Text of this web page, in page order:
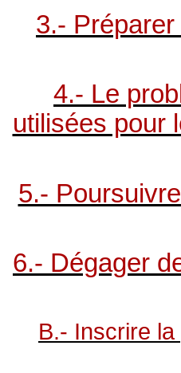
3.-
4.- Le
utilisées pour
5.-
6.- Dégager
B.- Inscrire